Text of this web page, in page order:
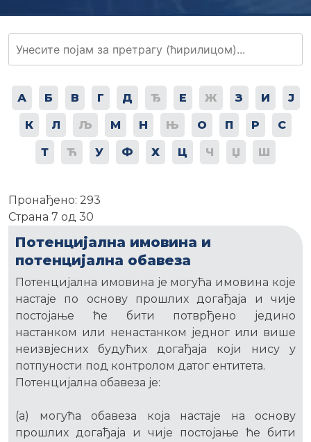
А Б В Г Д Ђ Е Ж З И Ј
К Л Љ М Н Њ О П Р С
Т Ћ У Ф Х Ц Ч Џ Ш
Пронађено: 293
Страна 7 од 30
Потенцијална имовина и
потенцијална обавеза
Потенцијална имовина је могућа имовина које
настаје по основу прошлих догађаја и чије
постојање ће бити потврђено једино
настанком или ненастанком једног или више
неизвјесних будућих догађаја који нису у
потпуности под контролом датог ентитета.
Потенцијална обавеза је:
(а) могућа обавеза која настаје на основу
прошлих догађаја и чије постојање ће бити